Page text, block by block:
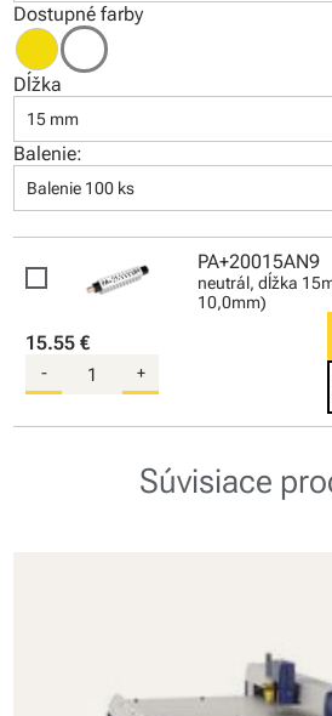
Dostupné farby
Dĺžka
15 mm
Balenie:
Balenie 100 ks
PA+20015AN9
neutrál, dĺžka
10,0mm)
15.55 €
- +
Súvisiace